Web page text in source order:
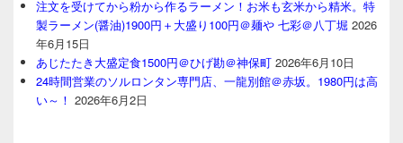
注文を受けてから粉から作るラーメン！お米も玄米から精米。特
製ラーメン(醤油)1900円＋大盛り100円＠麺や 七彩＠八丁堀 2026
年6月15日
あじたたき大盛定食1500円＠ひげ勘＠神保町 2026年6月10日
24時間営業のソルロンタン専門店、一龍別館＠赤坂。1980円は高
い～！ 2026年6月2日